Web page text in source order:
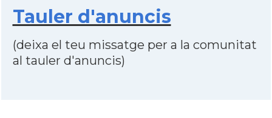
Tauler d'anuncis
(deixa el teu missatge per a la comunitat
al tauler d'anuncis)